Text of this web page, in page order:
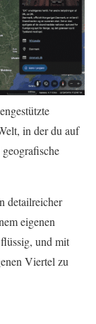
in der du auf
detailreicher
eigenen
und mit
Viertel zu